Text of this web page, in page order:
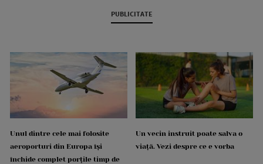
PUBLICITATE
Unul dintre cele mai folosite
aeroporturi din Europa își
închide complet porțile timp de
Un vecin instruit poate salva o
viață. Vezi despre ce e vorba